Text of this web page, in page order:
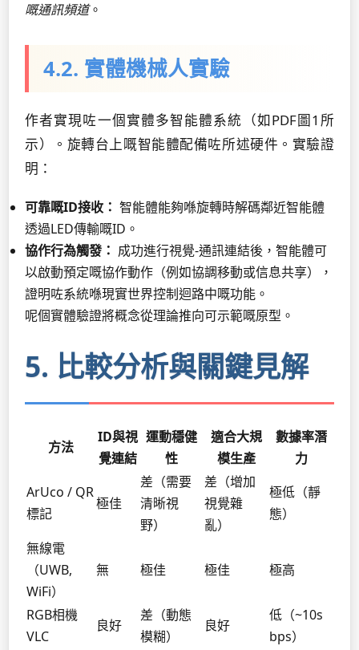
嘅通訊頻道。
4.2. 實體機械人實驗
作者實現咗一個實體多智能體系統（如PDF圖1所
示）。旋轉台上嘅智能體配備咗所述硬件。實驗證
明：
可靠嘅ID接收： 智能體能夠喺旋轉時解碼鄰近智能體
透過LED傳輸嘅ID。
協作行為觸發： 成功進行視覺-通訊連結後，智能體可
以啟動預定嘅協作動作（例如協調移動或信息共享），
證明咗系統喺現實世界控制迴路中嘅功能。
呢個實體驗證將概念從理論推向可示範嘅原型。
5. 比較分析與關鍵見解
方法
ID與視
覺連結
運動穩健
性
適合大規
模生產
數據率潛
力
ArUco / QR
標記
極佳
差（需要
清晰視
野）
差（增加
視覺雜
亂）
極低（靜
態）
無線電
（UWB,
WiFi）
無 極佳 極佳 極高
RGB相機
VLC
良好
差（動態
模糊）
良好
低（~10s
bps）